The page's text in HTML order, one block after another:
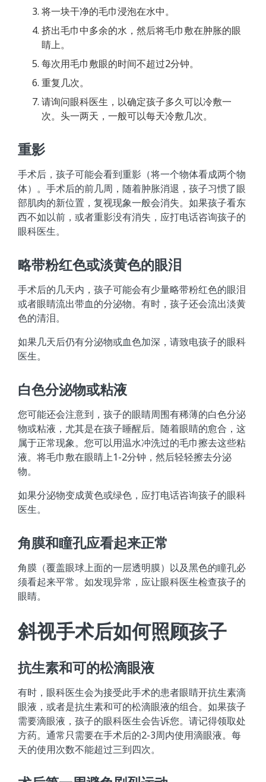
将一块干净的毛巾浸泡在水中。
挤出毛巾中多余的水，然后将毛巾敷在肿胀的眼
睛上。
每次用毛巾敷眼的时间不超过2分钟。
重复几次。
请询问眼科医生，以确定孩子多久可以冷敷一
次。头一两天，一般可以每天冷敷几次。
重影
手术后，孩子可能会看到重影（将一个物体看成两个物
体）。手术后的前几周，随着肿胀消退，孩子习惯了眼
部肌肉的新位置，复视现象一般会消失。如果孩子看东
西不如以前，或者重影没有消失，应打电话咨询孩子的
眼科医生。
略带粉红色或淡黄色的眼泪
手术后的几天内，孩子可能会有少量略带粉红色的眼泪
或者眼睛流出带血的分泌物。有时，孩子还会流出淡黄
色的清泪。
如果几天后仍有分泌物或血色加深，请致电孩子的眼科
医生。
白色分泌物或粘液
您可能还会注意到，孩子的眼睛周围有稀薄的白色分泌
物或粘液，尤其是在孩子睡醒后。随着眼睛的愈合，这
属于正常现象。您可以用温水冲洗过的毛巾擦去这些粘
液。将毛巾敷在眼睛上1-2分钟，然后轻轻擦去分泌
物。
如果分泌物变成黄色或绿色，应打电话咨询孩子的眼科
医生。
角膜和瞳孔应看起来正常
角膜（覆盖眼球上面的一层透明膜）以及黑色的瞳孔必
须看起来平常。如发现异常，应让眼科医生检查孩子的
眼睛。
斜视手术后如何照顾孩子
抗生素和可的松滴眼液
有时，眼科医生会为接受此手术的患者眼睛开抗生素滴
眼液，或者是抗生素和可的松滴眼液的组合。如果孩子
需要滴眼液，孩子的眼科医生会告诉您。请记得领取处
方药。通常只需要在手术后的2-3周内使用滴眼液。每
天的使用次数不能超过三到四次。